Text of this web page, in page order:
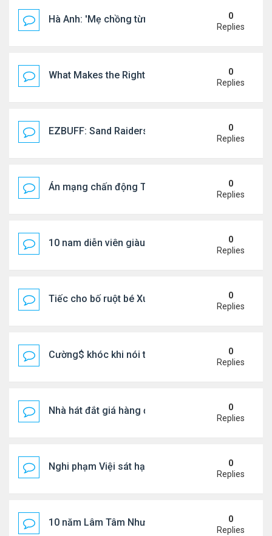
Hà Anh: 'Mẹ chồng từng ngạc nhiên vì tôi luôn trả
0
Replies
What Makes the Right Retail POS Matter?0
Replies
EZBUFF: Sand Raiders of Sophie Farming
0
Replies
Án mạng chấn động Thái lan: hai chị em người
0
Replies
10 nam diễn viên giàu nhất Trung Quốc 2026
0
Replies
Tiếc cho bố ruột bé Xuân Mai ở Mỹ
0
Replies
Cường$ khóc khi nói thật về hôn nhân
0
Replies
Nhà hát đắt giá hàng đầu tg ở VN
0
Replies
Nghi phạm Việi sát hại cụ bà 91 tuổi, phi tang xác
0
Replies
10 năm Lâm Tâm Như - Hoắc Kiến Hoa
0
Replies